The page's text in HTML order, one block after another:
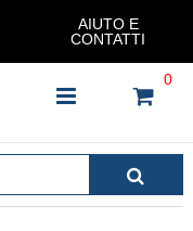
AIUTO E
CONTATTI
0